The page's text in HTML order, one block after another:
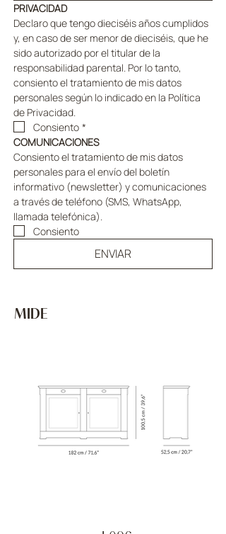
PRIVACIDAD
Declaro que tengo dieciséis años cumplidos
y, en caso de ser menor de dieciséis, que he
sido autorizado por el titular de la
responsabilidad parental. Por lo tanto,
consiento el tratamiento de mis datos
personales según lo indicado en la Política
de Privacidad.
Consiento *
COMUNICACIONES
Consiento el tratamiento de mis datos
personales para el envío del boletín
informativo (newsletter) y comunicaciones
a través de teléfono (SMS, WhatsApp,
llamada telefónica).
Consiento
ENVIAR
MIDE